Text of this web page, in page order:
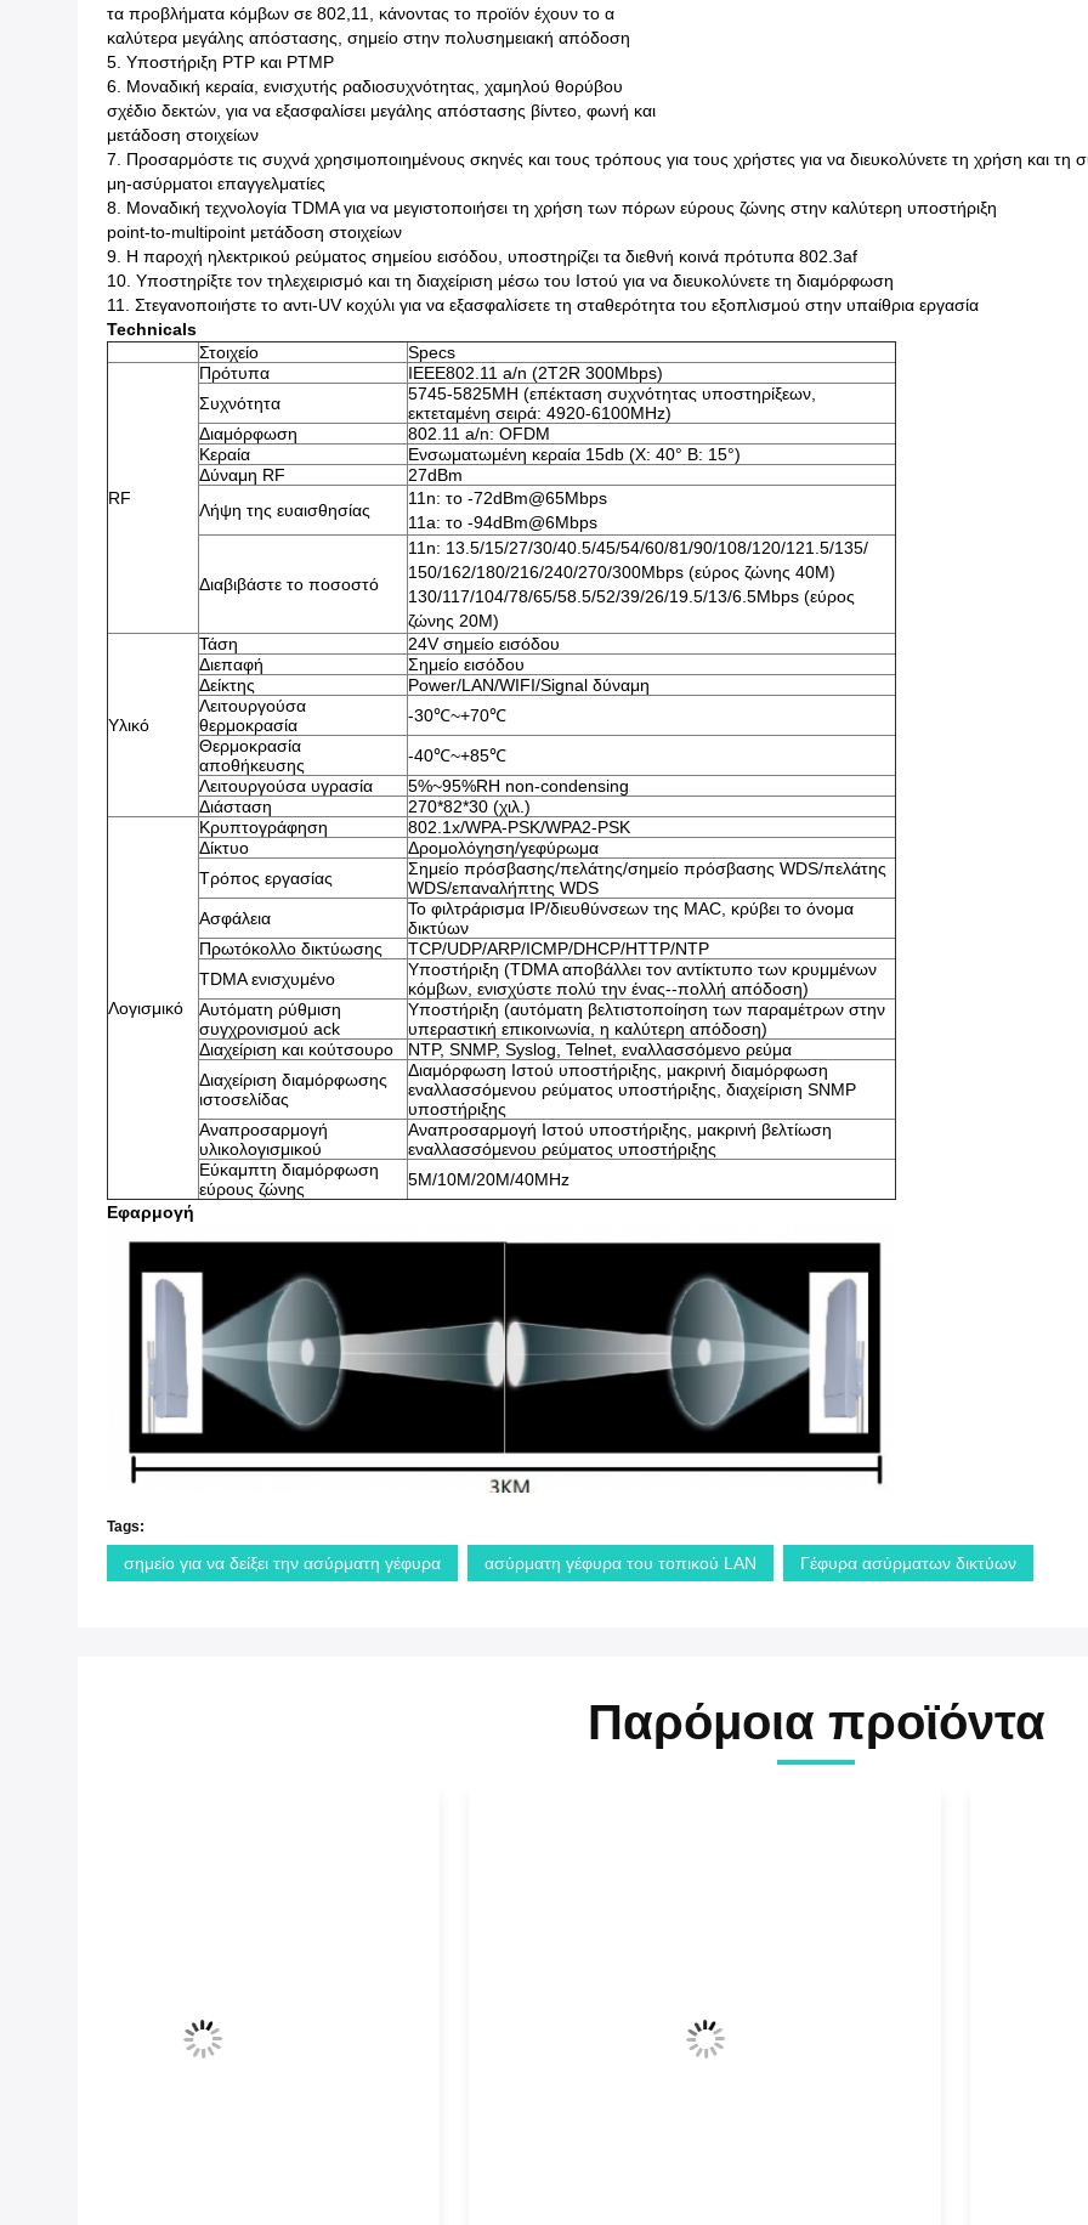
τα προβλήματα κόμβων σε 802,11, κάνοντας το προϊόν έχουν το α
καλύτερα μεγάλης απόστασης, σημείο στην πολυσημειακή απόδοση
5. Υποστήριξη PTP και PTMP
6. Μοναδική κεραία, ενισχυτής ραδιοσυχνότητας, χαμηλού θορύβου
σχέδιο δεκτών, για να εξασφαλίσει μεγάλης απόστασης βίντεο, φωνή και
μετάδοση στοιχείων
7. Προσαρμόστε τις συχνά χρησιμοποιημένους σκηνές και τους τρόπους για τους χρήστες για να διευκολύνετε τη χρήση και τη
μη-ασύρματοι επαγγελματίες
8. Μοναδική τεχνολογία TDMA για να μεγιστοποιήσει τη χρήση των πόρων εύρους ζώνης στην καλύτερη υποστήριξη
point-to-multipoint μετάδοση στοιχείων
9. Η παροχή ηλεκτρικού ρεύματος σημείου εισόδου, υποστηρίζει τα διεθνή κοινά πρότυπα 802.3af
10. Υποστηρίξτε τον τηλεχειρισμό και τη διαχείριση μέσω του Ιστού για να διευκολύνετε τη διαμόρφωση
11. Στεγανοποιήστε το αντι-UV κοχύλι για να εξασφαλίσετε τη σταθερότητα του εξοπλισμού στην υπαίθρια εργασία
Technicals
Στοιχείο
Specs
RF
Πρότυπα
IEEE802.11 a/n (2T2R 300Mbps)
Συχνότητα
5745-5825MH (επέκταση συχνότητας υποστηρίξεων,
εκτεταμένη σειρά: 4920-6100MHz)
Διαμόρφωση
802.11 a/n: OFDM
Κεραία
Ενσωματωμένη κεραία 15db (Χ: 40° Β: 15°)
Δύναμη RF
27dBm
Λήψη της ευαισθησίας
11n: το -72dBm@65Mbps
11a: το -94dBm@6Mbps
Διαβιβάστε το ποσοστό
11n: 13.5/15/27/30/40.5/45/54/60/81/90/108/120/121.5/135/
150/162/180/216/240/270/300Mbps (εύρος ζώνης 40M)
130/117/104/78/65/58.5/52/39/26/19.5/13/6.5Mbps (εύρος
ζώνης 20M)
Υλικό
Τάση
24V σημείο εισόδου
Διεπαφή
Σημείο εισόδου
Δείκτης
Power/LAN/WIFI/Signal δύναμη
Λειτουργούσα
θερμοκρασία
-30℃~+70℃
Θερμοκρασία
αποθήκευσης
-40℃~+85℃
Λειτουργούσα υγρασία
5%~95%RH non-condensing
Διάσταση
270*82*30 (χιλ.)
Λογισμικό
Κρυπτογράφηση
802.1x/WPA-PSK/WPA2-PSK
Δίκτυο
Δρομολόγηση/γεφύρωμα
Τρόπος εργασίας
Σημείο πρόσβασης/πελάτης/σημείο πρόσβασης WDS/πελάτης
WDS/επαναλήπτης WDS
Ασφάλεια
Το φιλτράρισμα IP/διευθύνσεων της MAC, κρύβει το όνομα
δικτύων
Πρωτόκολλο δικτύωσης
TCP/UDP/ARP/ICMP/DHCP/HTTP/NTP
TDMA ενισχυμένο
Υποστήριξη (TDMA αποβάλλει τον αντίκτυπο των κρυμμένων
κόμβων, ενισχύστε πολύ την ένας--πολλή απόδοση)
Αυτόματη ρύθμιση
συγχρονισμού ack
Υποστήριξη (αυτόματη βελτιστοποίηση των παραμέτρων στην
υπεραστική επικοινωνία, η καλύτερη απόδοση)
Διαχείριση και κούτσουρο
NTP, SNMP, Syslog, Telnet, εναλλασσόμενο ρεύμα
Διαχείριση διαμόρφωσης
ιστοσελίδας
Διαμόρφωση Ιστού υποστήριξης, μακρινή διαμόρφωση
εναλλασσόμενου ρεύματος υποστήριξης, διαχείριση SNMP
υποστήριξης
Αναπροσαρμογή
υλικολογισμικού
Αναπροσαρμογή Ιστού υποστήριξης, μακρινή βελτίωση
εναλλασσόμενου ρεύματος υποστήριξης
Εύκαμπτη διαμόρφωση
εύρους ζώνης
5M/10M/20M/40MHz
Εφαρμογή
Tags:
σημείο για να δείξει την ασύρματη γέφυρα ασύρματη γέφυρα του τοπικού LAN Γέφυρα ασύρματων δικτύων
Παρόμοια προϊόντα